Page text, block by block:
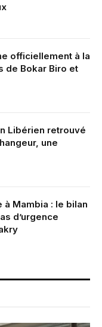
officiellement à la
de Bokar Biro et
Libérien retrouvé
une
Mambia : le bilan
d’urgence